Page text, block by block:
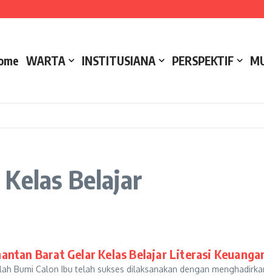
IAIN Pontianak
WARTA INSTITUSIANA PERSPEKTIF
Belajar
Barat Gelar Kelas Belajar Literasi
Bumi Calon Ibu telah sukses dilaksanakan dengan